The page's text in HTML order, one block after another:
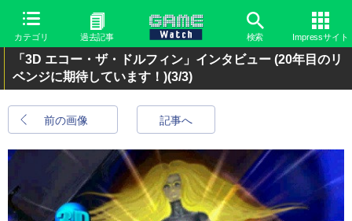
カテゴリ 過去記事 検索 Impressサイト
「3D エコー・ザ・ドルフィン」インタビュー (20年目のリ
ベンジに期待しています！)(3/3)
前の画像 記事へ